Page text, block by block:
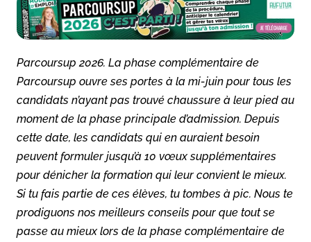
Parcoursup 2026. La phase complémentaire de
Parcoursup ouvre ses portes à la mi-juin pour tous les
candidats n’ayant pas trouvé chaussure à leur pied au
moment de la phase principale d’admission. Depuis
cette date, les candidats qui en auraient besoin
peuvent formuler jusqu’à 10 vœux supplémentaires
pour dénicher la formation qui leur convient le mieux.
Si tu fais partie de ces élèves, tu tombes à pic. Nous te
prodiguons nos meilleurs conseils pour que tout se
passe au mieux lors de la phase complémentaire de